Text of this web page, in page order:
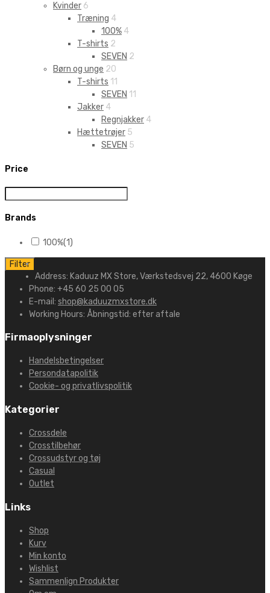
Kvinder 6
Træning 4
100% 4
T-shirts 2
SEVEN 2
Børn og unge 20
T-shirts 11
SEVEN 11
Jakker 4
Regnjakker 4
Hættetrøjer 5
SEVEN 5
Price
Brands
100%(1)
Filter
Address: Kaduuz MX Store, Værkstedsvej 22, 4600 Køge
Phone: +45 60 25 00 05
E-mail: shop@kaduuzmxstore.dk
Working Hours: Åbningstid: efter aftale
Firmaoplysninger
Handelsbetingelser
Persondatapolitik
Cookie- og privatlivspolitik
Kategorier
Crossdele
Crosstilbehør
Crossudstyr og tøj
Casual
Outlet
Links
Shop
Kurv
Min konto
Wishlist
Sammenlign Produkter